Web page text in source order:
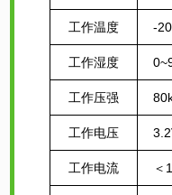
工作温度 -
工作湿度
工作压强
工作电压
工作电流 ＜